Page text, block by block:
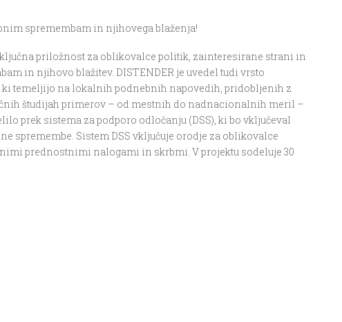
spremembam in njihovega blaženja!
priložnost za oblikovalce politik, zainteresirane strani in
in njihovo blažitev. DISTENDER je uvedel tudi vrsto
temeljijo na lokalnih podnebnih napovedih, pridobljenih z
študijah primerov – od mestnih do nadnacionalnih meril –
prek sistema za podporo odločanju (DSS), ki bo vključeval
spremembe. Sistem DSS vključuje orodje za oblikovalce
prednostnimi nalogami in skrbmi. V projektu sodeluje 30